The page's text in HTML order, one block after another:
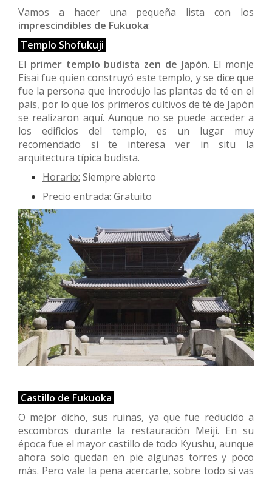
Vamos a hacer una pequeña lista con los
imprescindibles de Fukuoka:
Templo Shofukuji
El primer templo budista zen de Japón. El monje
Eisai fue quien construyó este templo, y se dice que
fue la persona que introdujo las plantas de té en el
país, por lo que los primeros cultivos de té de Japón
se realizaron aquí. Aunque no se puede acceder a
los edificios del templo, es un lugar muy
recomendado si te interesa ver in situ la
arquitectura típica budista.
Horario: Siempre abierto
Precio entrada: Gratuito
Castillo de Fukuoka
O mejor dicho, sus ruinas, ya que fue reducido a
escombros durante la restauración Meiji. En su
época fue el mayor castillo de todo Kyushu, aunque
ahora solo quedan en pie algunas torres y poco
más. Pero vale la pena acercarte, sobre todo si vas